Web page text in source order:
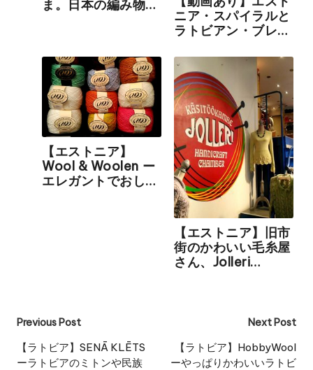
ま。日本の編み物本
ニア・スパイラルと
ラトビアン・ブレイ
ーの編み方
【エストニア】
Wool & Woolen ー
エレガントでおしゃ
【エストニア】旧市
街のかわいい毛糸屋
さん、Jolleri
Post
navigation
Previous Post
【ラトビア】SENĀ KLĒTS
ーラトビアのミトンや民族
Next Post
【ラトビア】HobbyWool
ーやっぱりかわいいラトビ